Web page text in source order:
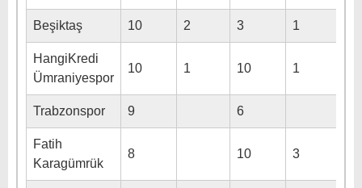
Beşiktaş 10 2 3 1
HangiKredi
Ümraniyespor
10 1 10 1
Trabzonspor 9 6
Fatih
Karagümrük
8 10 3